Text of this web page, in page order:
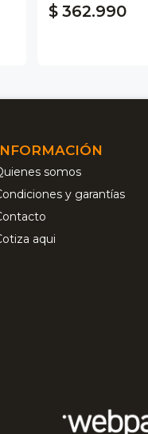
$ 362.990
somos
y garantías
aqui